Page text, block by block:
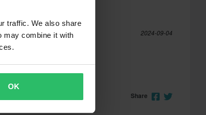
traffic. We also share
may combine it with
OK
2024-09-04
Share